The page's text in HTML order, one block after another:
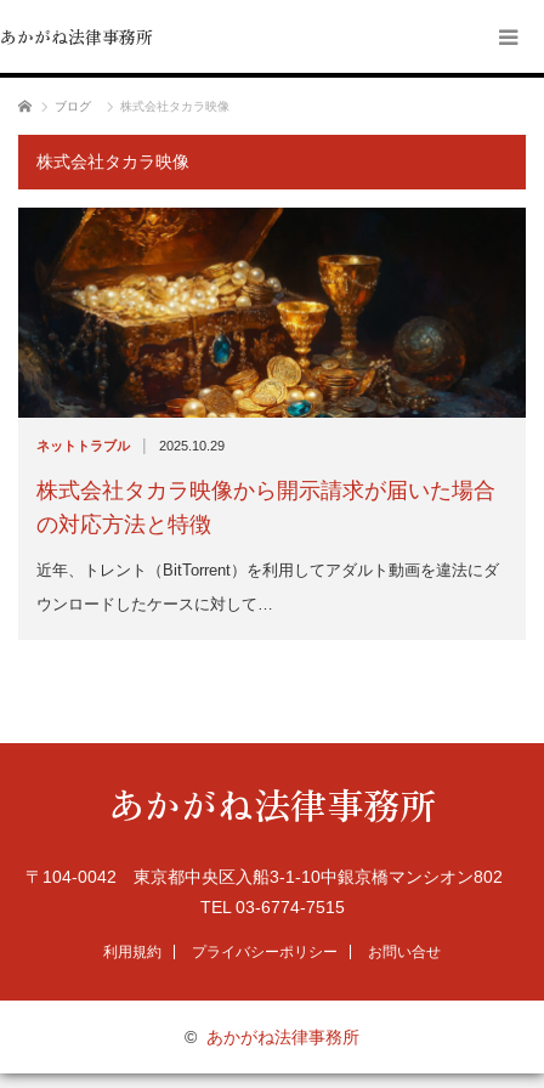
あかがね法律事務所
ホーム ブログ 株式会社タカラ映像
株式会社タカラ映像
ネットトラブル | 2025.10.29
株式会社タカラ映像から開示請求が届いた場合
の対応方法と特徴
近年、トレント（BitTorrent）を利用してアダルト動画を違法にダ
ウンロードしたケースに対して…
あかがね法律事務所
〒104-0042 東京都中央区入船3-1-10中銀京橋マンシオン802
TEL 03-6774-7515
利用規約 プライバシーポリシー お問い合せ
© あかがね法律事務所